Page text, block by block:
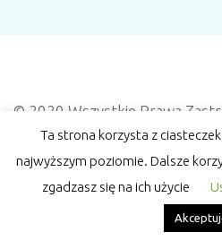
© 2020 Wszystkie Prawa
Polityka Prywatności
|
FAQ - najczęściej zadawane
Ta strona korzysta z
najwyższym poziomie. Dalsze
zgadzasz się na ich użycie